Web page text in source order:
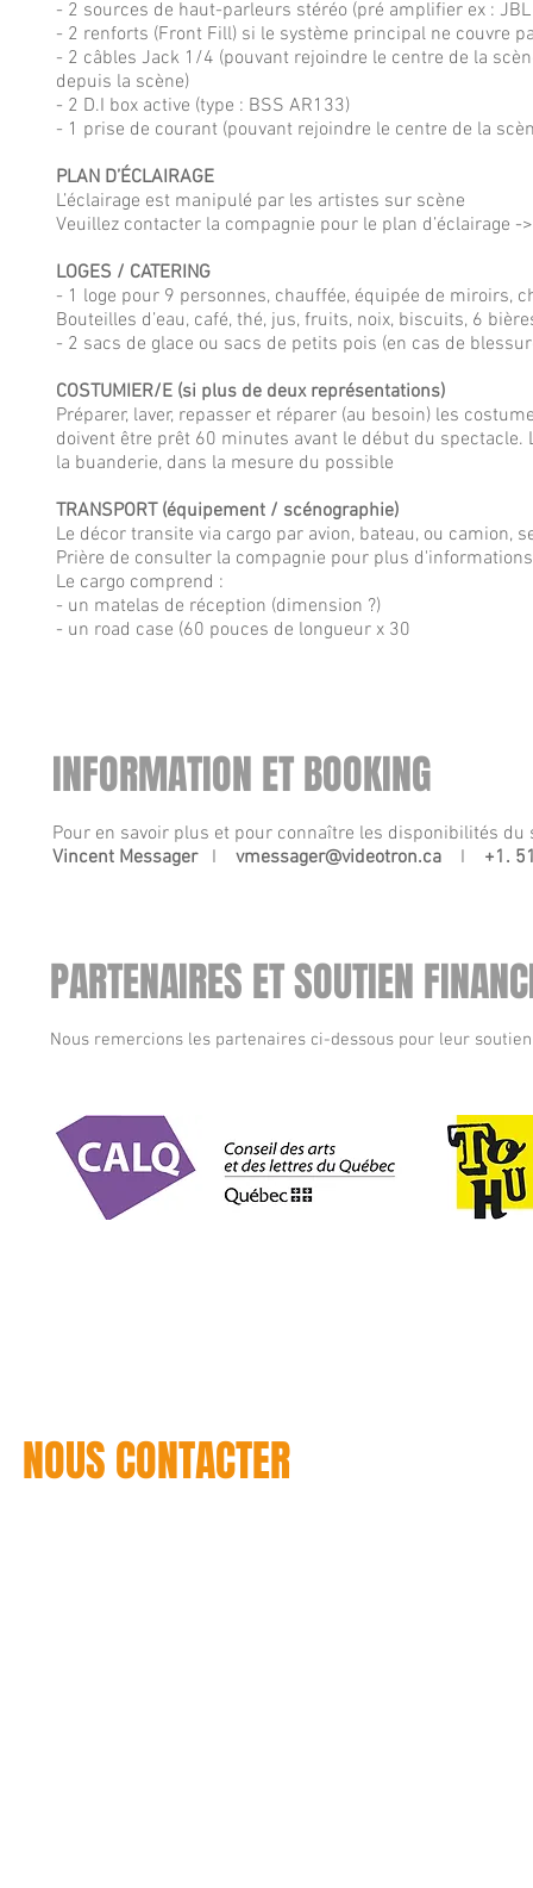
- 2 sources de haut-parleurs stéréo (pré amplifier ex : JBL
- 2 renforts (Front Fill) si le système principal ne couvre
- 2 câbles Jack 1/4 (pouvant rejoindre le centre de la
depuis la scène)
- 2 D.I box active (type : BSS AR133)
- 1 prise de courant (pouvant rejoindre le centre de la
PLAN D’ÉCLAIRAGE
L’éclairage est manipulé par les artistes sur scène
Veuillez contacter la compagnie pour le plan d’éclairage
LOGES / CATERING
- 1 loge pour 9 personnes, chauffée, équipée de miroirs,
Bouteilles d’eau, café, thé, jus, fruits, noix, biscuits, 6
- 2 sacs de glace ou sacs de petits pois (en cas de
COSTUMIER/E (si plus de deux représentations)
Préparer, laver, repasser et réparer (au besoin) les
doivent être prêt 60 minutes avant le début du spectacle.
la buanderie, dans la mesure du possible
TRANSPORT (équipement / scénographie)
Le décor transite via cargo par avion, bateau, ou camion,
Prière de consulter la compagnie pour plus
Le cargo comprend :
- un matelas de réception (dimension ?)
- un road case (60 pouces de longueur x 30
INFORMATION ET BOOKING
Pour en savoir plus et pour connaître les disponibilités
Vincent Messager I vmessager@videotron.ca I +1.
PARTENAIRES ET SOUTIEN
Nous remercions les partenaires ci-dessous pour leur
NOUS CONTACTER